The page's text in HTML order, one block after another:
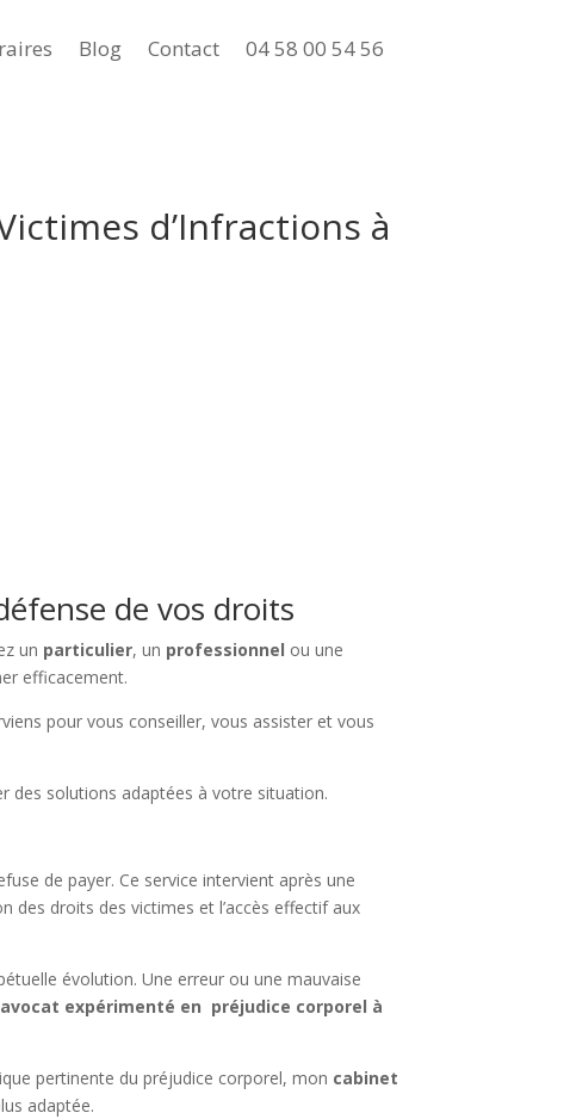
Blog Contact 04 58 00 54 56
d’Infractions à
de vos droits
un particulier, un professionnel ou une
efficacement.
pour vous conseiller, vous assister et vous
des solutions adaptées à votre situation.
de payer. Ce service intervient après une
des droits des victimes et l’accès effectif aux
évolution. Une erreur ou une mauvaise
avocat expérimenté en préjudice corporel à
pertinente du préjudice corporel, mon cabinet
adaptée.